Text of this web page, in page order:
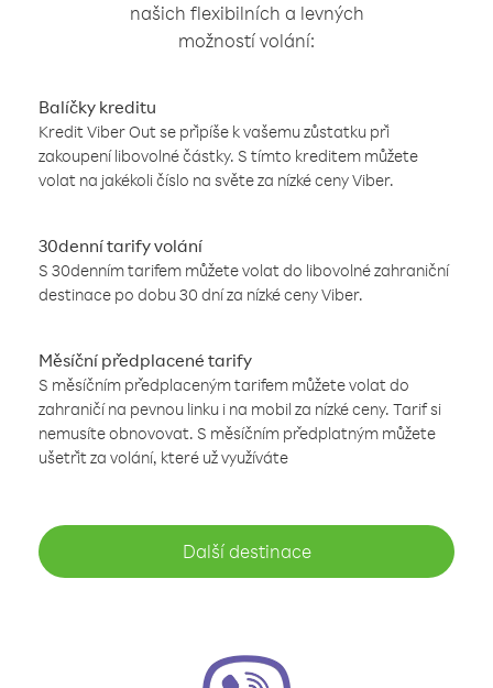
našich flexibilních a levných
možností volání:
Balíčky kreditu
Kredit Viber Out se připíše k vašemu zůstatku při
zakoupení libovolné částky. S tímto kreditem můžete
volat na jakékoli číslo na světe za nízké ceny Viber.
30denní tarify volání
S 30denním tarifem můžete volat do libovolné zahraniční
destinace po dobu 30 dní za nízké ceny Viber.
Měsíční předplacené tarify
S měsíčním předplaceným tarifem můžete volat do
zahraničí na pevnou linku i na mobil za nízké ceny. Tarif si
nemusíte obnovovat. S měsíčním předplatným můžete
ušetřit za volání, které už využíváte
Další destinace